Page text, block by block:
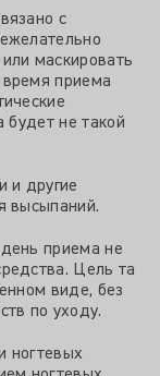
с
маскировать
приема
будет не такой
и другие
высыпаний.
приема не
Цель та
виде, без
по уходу.
ногтевых